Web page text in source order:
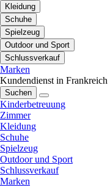
Kleidung
Schuhe
Spielzeug
Outdoor und Sport
Schlussverkauf
Marken
Kundendienst in Frankreich
Suchen
Kinderbetreuung
Zimmer
Kleidung
Schuhe
Spielzeug
Outdoor und Sport
Schlussverkauf
Marken